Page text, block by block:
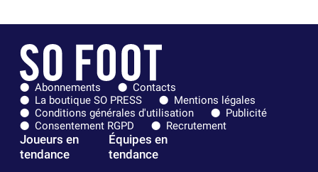
Abonnements
Contacts
La boutique SO PRESS
Mentions légales
Conditions générales d'utilisation
Publicité
Consentement RGPD
Recrutement
Joueurs en
tendance
Équipes en
tendance